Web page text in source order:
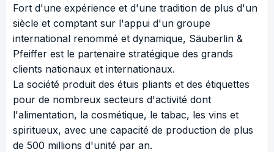
Fort d'une expérience et d'une tradition de plus d'un
siècle et comptant sur l'appui d'un groupe
international renommé et dynamique, Säuberlin &
Pfeiffer est le partenaire stratégique des grands
clients nationaux et internationaux.
La société produit des étuis pliants et des étiquettes
pour de nombreux secteurs d'activité dont
l'alimentation, la cosmétique, le tabac, les vins et
spiritueux, avec une capacité de production de plus
de 500 millions d'unité par an.